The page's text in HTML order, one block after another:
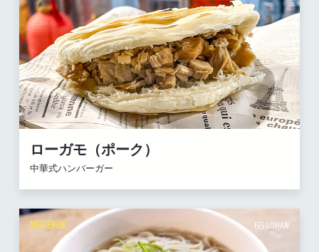
ローガモ（ポーク）
中華式ハンバーガー
MOREFUN FES GOHAN